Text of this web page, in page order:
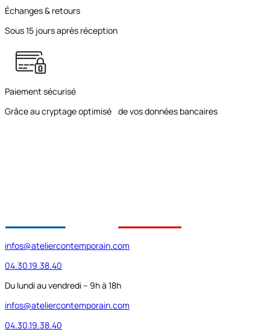
Échanges & retours
Sous 15 jours après réception
Paiement sécurisé
Grâce au cryptage optimisé de vos données bancaires
infos@ateliercontemporain.com
04.30.19.38.40
Du lundi au vendredi – 9h à 18h
infos@ateliercontemporain.com
04.30.19.38.40